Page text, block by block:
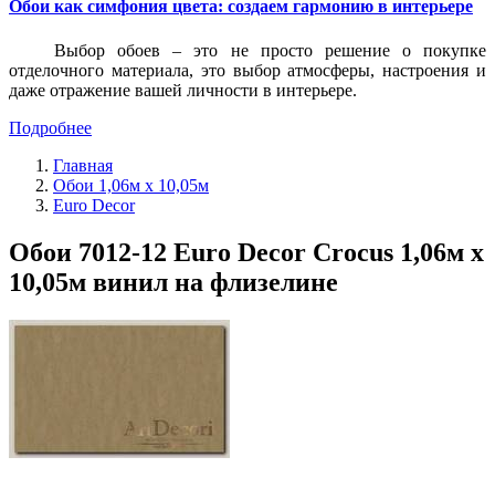
Обои как симфония цвета: создаем гармонию в интерьере
Выбор обоев – это не просто решение о покупке
отделочного материала, это выбор атмосферы, настроения и
даже отражение вашей личности в интерьере.
Подробнее
Главная
Обои 1,06м х 10,05м
Euro Decor
Обои 7012-12 Euro Decor Crocus 1,06м х
10,05м винил на флизелине